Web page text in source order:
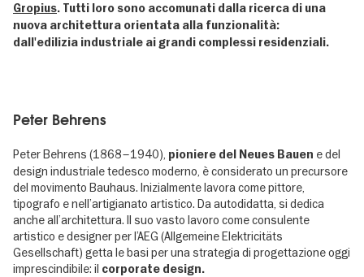
Gropius. Tutti loro sono accomunati dalla ricerca di una
nuova architettura orientata alla funzionalità:
dall'edilizia industriale ai grandi complessi residenziali.
Peter Behrens
Peter Behrens (1868–1940), pioniere del Neues Bauen e del
design industriale tedesco moderno, è considerato un precursore
del movimento Bauhaus. Inizialmente lavora come pittore,
tipografo e nell’artigianato artistico. Da autodidatta, si dedica
anche all’architettura. Il suo vasto lavoro come consulente
artistico e designer per l’AEG (Allgemeine Elektricitäts
Gesellschaft) getta le basi per una strategia di progettazione oggi
imprescindibile: il corporate design.